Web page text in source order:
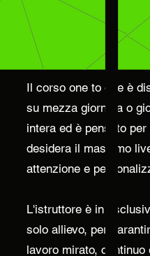
Il corso one to one è
su mezza giornata o
intera ed è pensato per
desidera il massimo
attenzione e
L'istruttore è in
solo allievo, per
lavoro mirato, continuo